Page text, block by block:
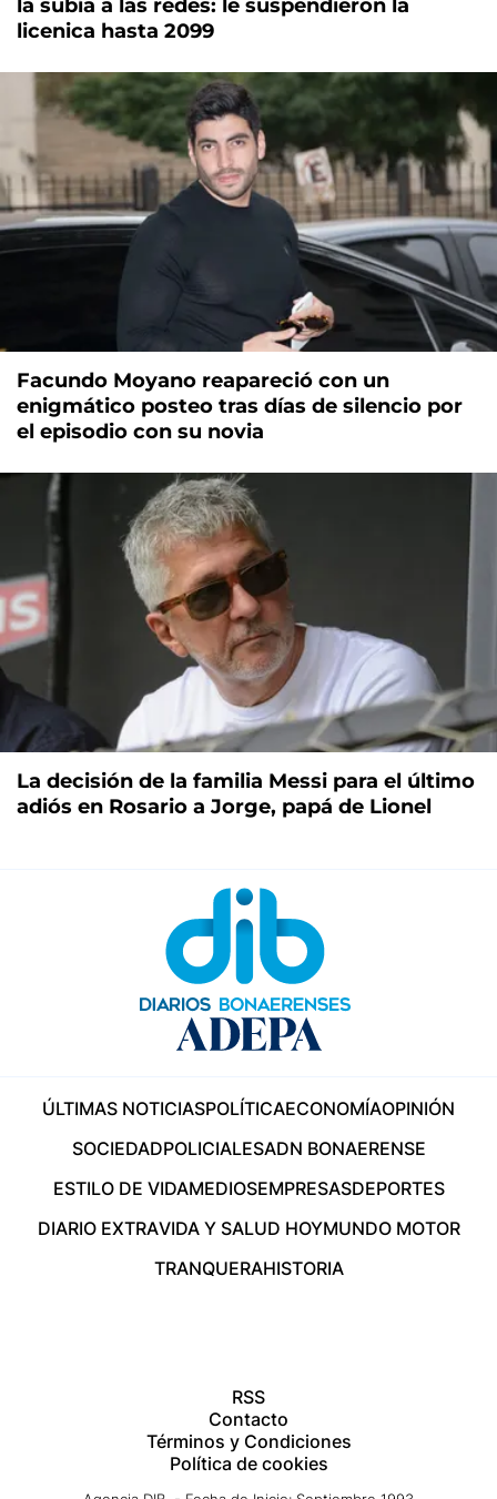
la subía a las redes: le suspendieron la
licenica hasta 2099
Facundo Moyano reapareció con un
enigmático posteo tras días de silencio por
el episodio con su novia
La decisión de la familia Messi para el último
adiós en Rosario a Jorge, papá de Lionel
ÚLTIMAS NOTICIASPOLÍTICAECONOMÍAOPINIÓN
SOCIEDADPOLICIALESADN BONAERENSE
ESTILO DE VIDAMEDIOSEMPRESASDEPORTES
DIARIO EXTRAVIDA Y SALUD HOYMUNDO MOTOR
TRANQUERAHISTORIA
RSS
Contacto
Términos y Condiciones
Política de cookies